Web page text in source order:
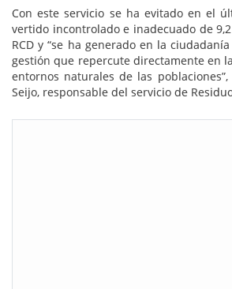
Con este servicio se ha evitado en el
vertido incontrolado e inadecuado de
RCD y “se ha generado en la
gestión que repercute directamente en
entornos naturales de las
Seijo, responsable del servicio de